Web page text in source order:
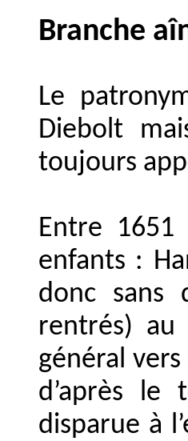
Branche
Le
Diebolt
toujours
Entre
enfants :
donc sans
rentrés) au
général
d’après le
disparue à